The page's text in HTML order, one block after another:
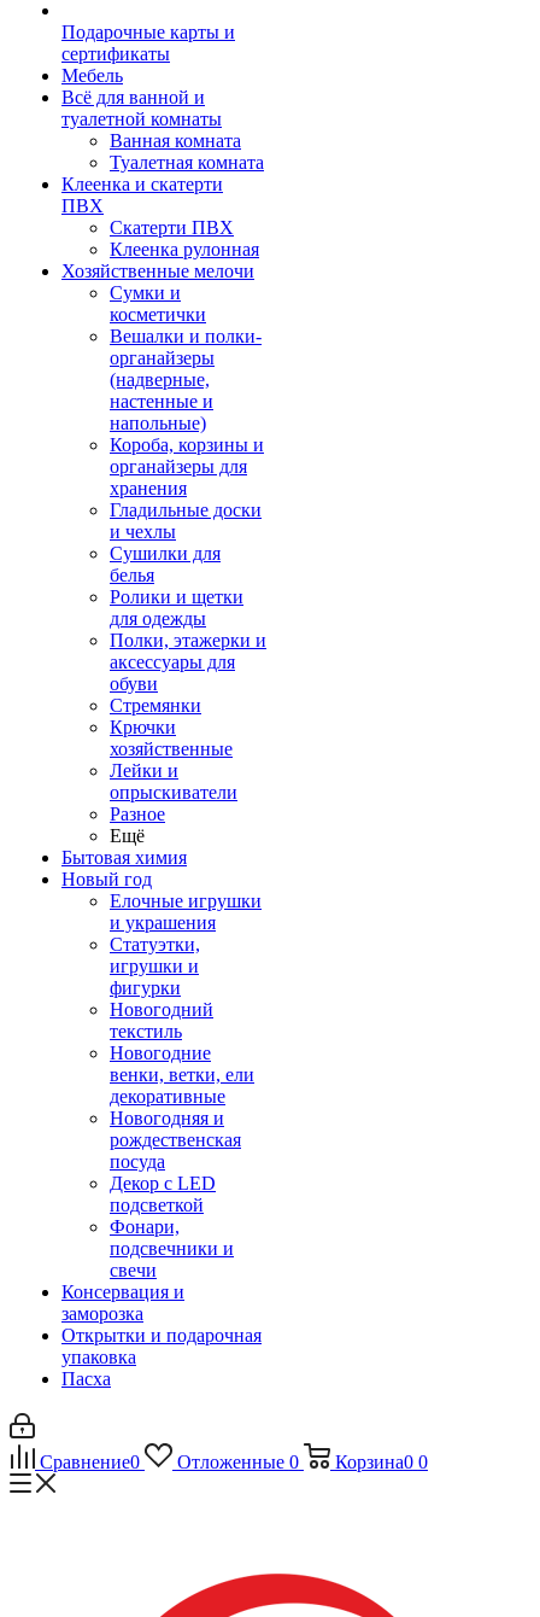
Подарочные карты и
сертификаты
Мебель
Всё для ванной и
туалетной комнаты
Ванная комната
Туалетная комната
Клеенка и скатерти
ПВХ
Скатерти ПВХ
Клеенка рулонная
Хозяйственные мелочи
Сумки и
косметички
Вешалки и полки-
органайзеры
(надверные,
настенные и
напольные)
Короба, корзины и
органайзеры для
хранения
Гладильные доски
и чехлы
Сушилки для
белья
Ролики и щетки
для одежды
Полки, этажерки и
аксессуары для
обуви
Стремянки
Крючки
хозяйственные
Лейки и
опрыскиватели
Разное
Ещё
Бытовая химия
Новый год
Елочные игрушки
и украшения
Статуэтки,
игрушки и
фигурки
Новогодний
текстиль
Новогодние
венки, ветки, ели
декоративные
Новогодняя и
рождественская
посуда
Декор с LED
подсветкой
Фонари,
подсвечники и
свечи
Консервация и
заморозка
Открытки и подарочная
упаковка
Пасха
Сравнение0 Отложенные 0 Корзина0 0